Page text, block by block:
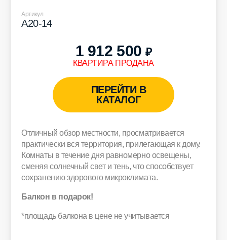
Артикул
A20-14
1 912 500 ₽
КВАРТИРА ПРОДАНА
ПЕРЕЙТИ В
КАТАЛОГ
Отличный обзор местности, просматривается
практически вся территория, прилегающая к дому.
Комнаты в течение дня равномерно освещены,
сменяя солнечный свет и тень, что способствует
сохранению здорового микроклимата.
Балкон в подарок!
*площадь балкона в цене не учитывается